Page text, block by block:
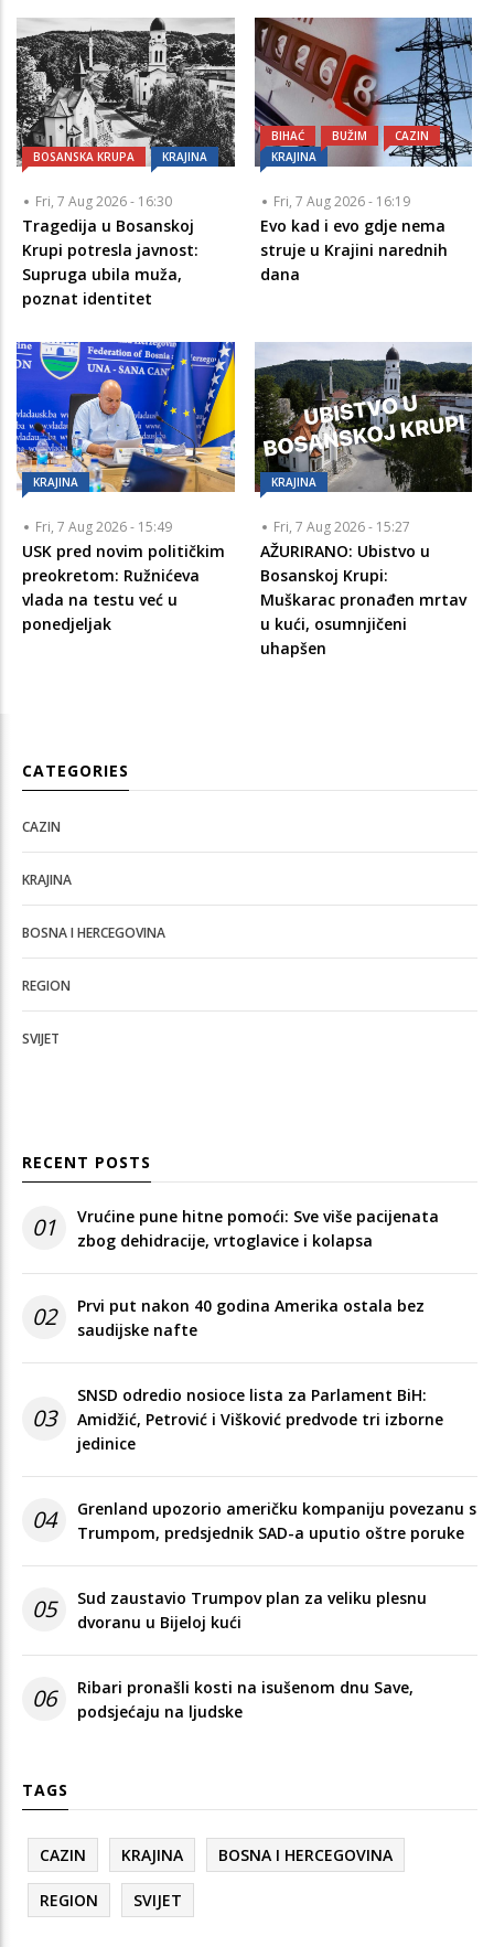
BOSANSKA KRUPA KRAJINA
Fri, 7 Aug 2026 - 16:30
Tragedija u Bosanskoj
Krupi potresla javnost:
Supruga ubila muža,
poznat identitet
BIHAĆ BUŽIM
CAZIN
KRAJINA
Fri, 7 Aug 2026 - 16:19
Evo kad i evo gdje nema
struje u Krajini narednih
dana
KRAJINA
Fri, 7 Aug 2026 - 15:49
USK pred novim političkim
preokretom: Ružnićeva
vlada na testu već u
ponedjeljak
KRAJINA
Fri, 7 Aug 2026 - 15:27
AŽURIRANO: Ubistvo u
Bosanskoj Krupi:
Muškarac pronađen mrtav
u kući, osumnjičeni
uhapšen
CATEGORIES
CAZIN
KRAJINA
BOSNA I HERCEGOVINA
REGION
SVIJET
RECENT POSTS
01
Vrućine pune hitne pomoći: Sve više pacijenata
zbog dehidracije, vrtoglavice i kolapsa
02
Prvi put nakon 40 godina Amerika ostala bez
saudijske nafte
03
SNSD odredio nosioce lista za Parlament BiH:
Amidžić, Petrović i Višković predvode tri izborne
jedinice
04
Grenland upozorio američku kompaniju povezanu s
Trumpom, predsjednik SAD-a uputio oštre poruke
05
Sud zaustavio Trumpov plan za veliku plesnu
dvoranu u Bijeloj kući
06
Ribari pronašli kosti na isušenom dnu Save,
podsjećaju na ljudske
TAGS
CAZIN KRAJINA BOSNA I HERCEGOVINA
REGION SVIJET